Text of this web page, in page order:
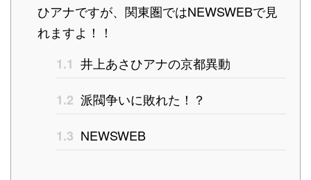
ひアナですが、関東圏ではNEWSWEBで見
れますよ！！
1.1 井上あさひアナの京都異動
1.2 派閥争いに敗れた！？
1.3 NEWSWEB